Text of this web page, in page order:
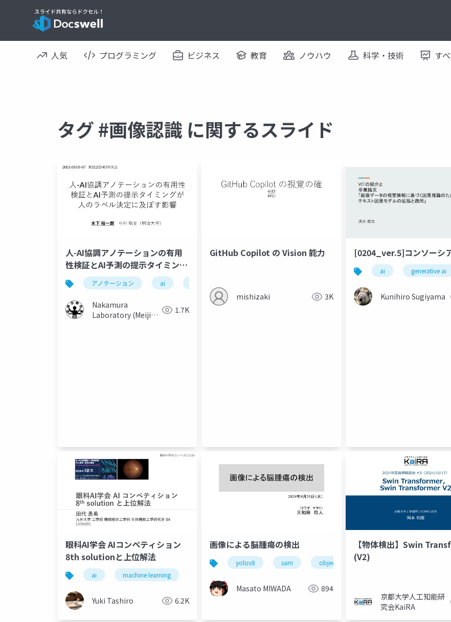
人気 プログラミング ビジネス 教育 ノウハウ 科学・技術 す
タグ #画像認識 に関するスライド
人-AI協調アノテーションの有用
性検証とAI予測の提示タイミング
が人のラベル決定に及ぼす影響
アノテーション ai
Nakamura
Laboratory (Meiji
1.7K
GitHub Copilot の Vision 能力
mishizaki 3K
[0204_ver.5]コンソーシ
ai generative ai
Kunihiro Sugiyama
眼科AI学会 AIコンペティション
8th solutionと上位解法
ai machine learning
Yuki Tashiro 6.2K
画像による脳腫瘍の検出
yolov8 sam object detection
Masato MIWADA 894
【物体検出】Swin
(V2)
京都大学人工知能研
究会KaiRA